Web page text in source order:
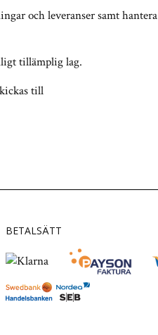
och leveranser samt hantera
tillämplig lag.
till
BETALSÄTT